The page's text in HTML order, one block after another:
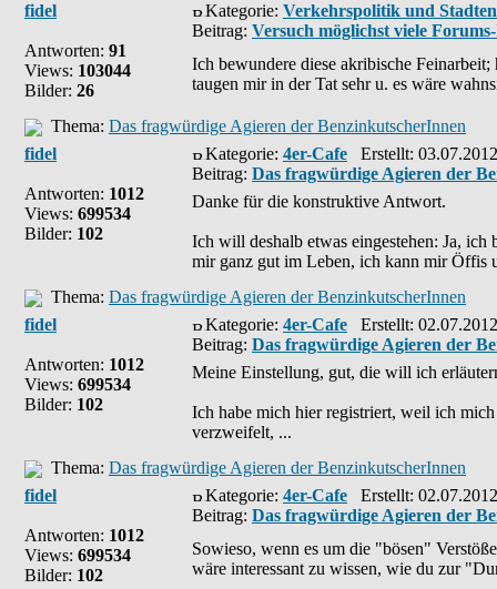
fidel
Antworten: 91
Views: 103044
Bilder: 26
Kategorie: Verkehrspolitik und
Beitrag: Versuch möglichst viele
Ich bewundere diese akribische
taugen mir in der Tat sehr u. es wäre
Thema: Das fragwürdige Agieren der BenzinkutscherInnen
fidel
Antworten: 1012
Views: 699534
Bilder: 102
Kategorie: 4er-Cafe Erstellt:
Beitrag: Das fragwürdige Agieren der
Danke für die konstruktive Antwort.
Ich will deshalb etwas eingestehen: Ja,
mir ganz gut im Leben, ich kann mir Öffis
Thema: Das fragwürdige Agieren der BenzinkutscherInnen
fidel
Antworten: 1012
Views: 699534
Bilder: 102
Kategorie: 4er-Cafe Erstellt:
Beitrag: Das fragwürdige Agieren der
Meine Einstellung, gut, die will ich
Ich habe mich hier registriert, weil ich
verzweifelt, ...
Thema: Das fragwürdige Agieren der BenzinkutscherInnen
fidel
Antworten: 1012
Views: 699534
Bilder: 102
Kategorie: 4er-Cafe Erstellt:
Beitrag: Das fragwürdige Agieren der
Sowieso, wenn es um die "bösen"
wäre interessant zu wissen, wie du zur